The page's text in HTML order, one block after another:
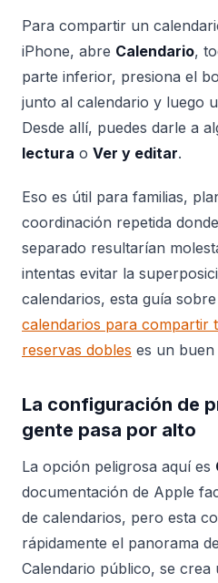
Para compartir un
iPhone, abre Calendario,
parte inferior, presiona el
junto al calendario y luego
Desde allí, puedes darle a
lectura o Ver y editar.
Eso es útil para familias,
coordinación repetida
separado resultarían
intentas evitar la
calendarios, esta guía sobre
calendarios para compartir
reservas dobles es un buen
La configuración de
gente pasa por alto
La opción peligrosa aquí es
documentación de Apple
de calendarios, pero esta
rápidamente el panorama
Calendario público, se crea